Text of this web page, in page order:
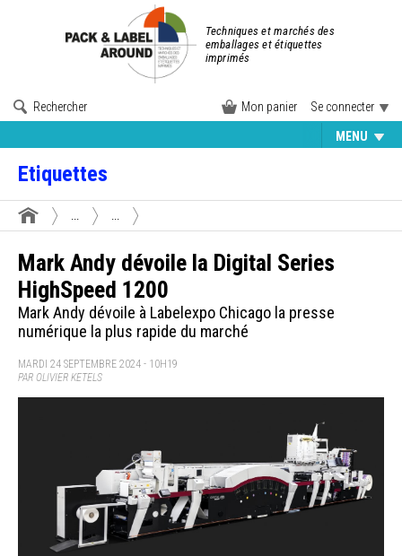
Techniques et marchés des
emballages et étiquettes
imprimés
Rechercher Mon panier Se connecter
MENU
Etiquettes
Mark Andy dévoile la Digital Series
HighSpeed 1200
Mark Andy dévoile à Labelexpo Chicago la presse
numérique la plus rapide du marché
MARDI 24 SEPTEMBRE 2024 - 10H19
PAR OLIVIER KETELS